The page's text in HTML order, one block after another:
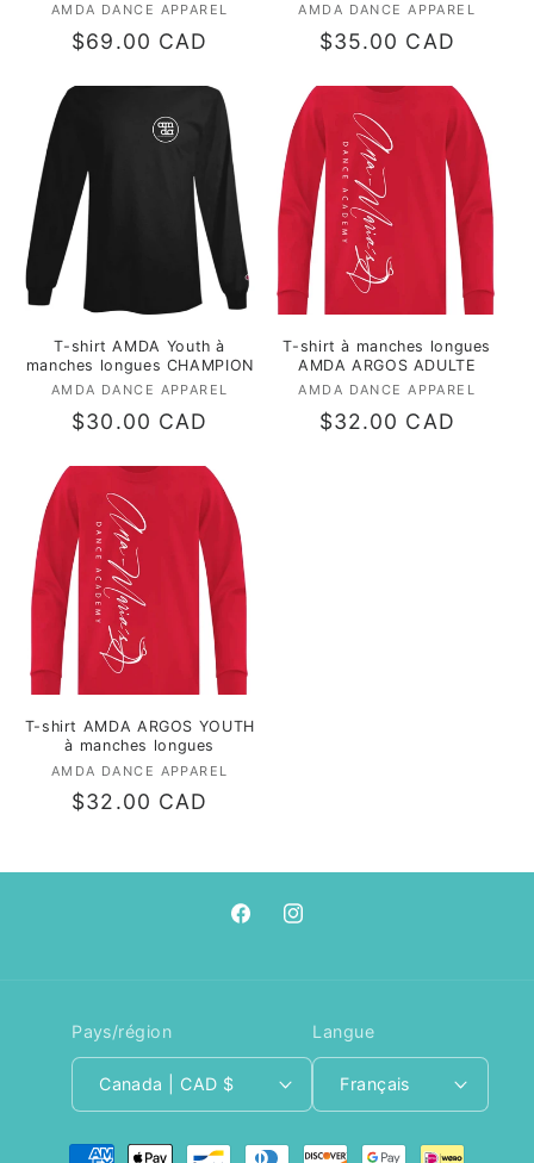
Fournisseur :
AMDA DANCE APPAREL
Prix
$69.00 CAD
Fournisseur :
AMDA DANCE APPAREL
Prix
$35.00 CAD
T-shirt AMDA Youth à
manches longues CHAMPION
Fournisseur :
AMDA DANCE APPAREL
Prix
$30.00 CAD
T-shirt à manches longues
AMDA ARGOS ADULTE
Fournisseur :
AMDA DANCE APPAREL
Prix
$32.00 CAD
T-shirt AMDA ARGOS YOUTH
à manches longues
Fournisseur :
AMDA DANCE APPAREL
Prix
$32.00 CAD
FacebookInstagram
Pays/région
Canada | CAD $
Langue
Français
Moyens